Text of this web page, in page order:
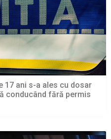
17 ani s-a ales cu dosar
conducând fără permis